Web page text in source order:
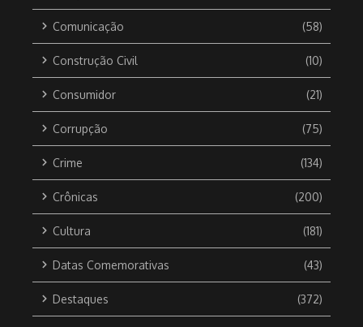
Comunicação (58)
Construção Civil (10)
Consumidor (21)
Corrupção (75)
Crime (134)
Crônicas (200)
Cultura (181)
Datas Comemorativas (43)
Destaques (372)